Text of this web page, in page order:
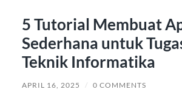
5 Tutorial Membuat
Sederhana untuk
Teknik Informatika
APRIL 16, 2025 / 0 COMMENTS